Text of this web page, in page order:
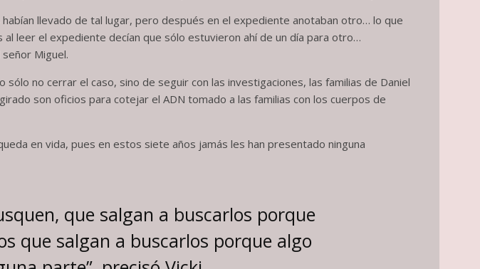
llevado de tal lugar, pero después en el expediente anotaban otro… lo que
leer el expediente decían que sólo estuvieron ahí de un día para otro…
Miguel.
no cerrar el caso, sino de seguir con las investigaciones, las familias de Daniel
son oficios para cotejar el ADN tomado a las familias con los cuerpos de
en vida, pues en estos siete años jamás les han presentado ninguna
que salgan a buscarlos porque
que salgan a buscarlos porque algo